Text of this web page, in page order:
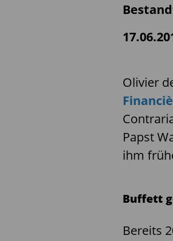
Olivier
Papst
ihm
Buffett
Bereits